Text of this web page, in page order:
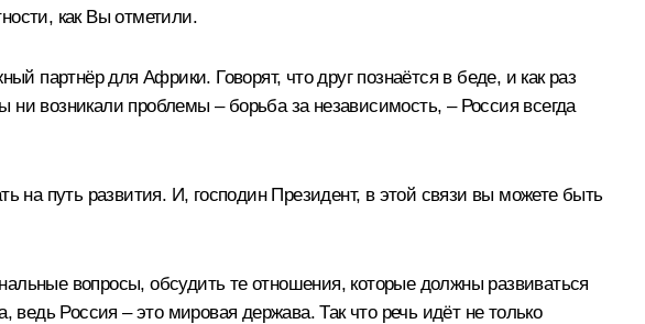
как Вы отметили.
партнёр для Африки. Говорят, что друг познаётся в беде, и как раз
возникали проблемы – борьба за независимость, – Россия всегда
на путь развития. И, господин Президент, в этой связи вы можете быть
вопросы, обсудить те отношения, которые должны развиваться
Россия – это мировая держава. Так что речь идёт не только